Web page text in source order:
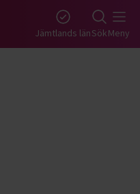
Jämtlands länSökMeny